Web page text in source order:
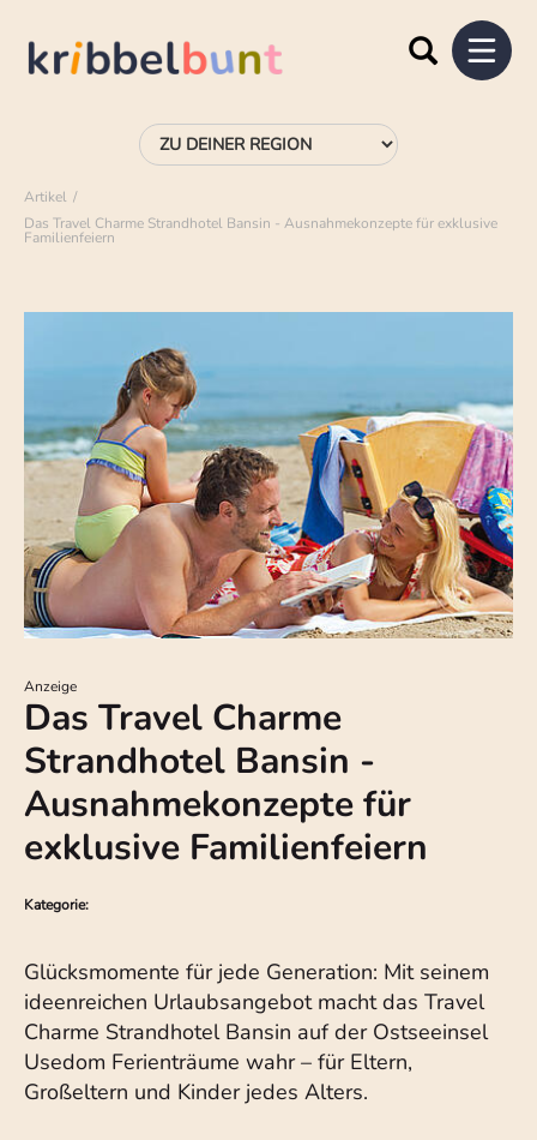
Artikel
Das Travel Charme Strandhotel Bansin - Ausnahmekonzepte für exklusive
Familienfeiern
Anzeige
Das Travel Charme
Strandhotel Bansin -
Ausnahmekonzepte für
exklusive Familienfeiern
Kategorie:
Glücksmomente für jede Generation: Mit seinem
ideenreichen Urlaubsangebot macht das Travel
Charme Strandhotel Bansin auf der Ostseeinsel
Usedom Ferienträume wahr – für Eltern,
Großeltern und Kinder jedes Alters.